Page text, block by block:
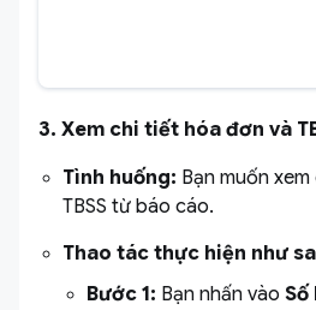
3. Xem chi tiết hóa đơn và
Tình huống: Bạn muốn
TBSS từ báo cáo.
Thao tác thực hiện như
Bước 1: Bạn nhấn vào Số